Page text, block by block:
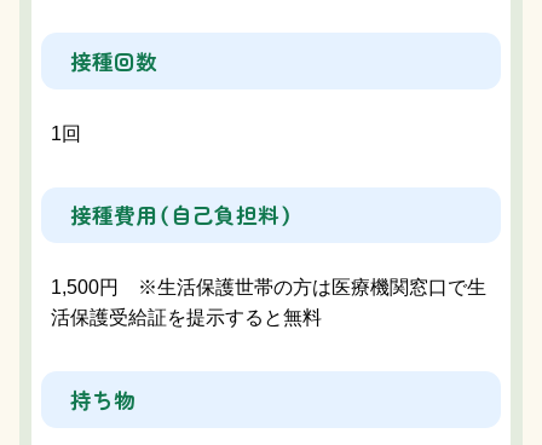
接種回数
1回
接種費用（自己負担料）
1,500円 ※生活保護世帯の方は医療機関窓口で生
活保護受給証を提示すると無料
持ち物